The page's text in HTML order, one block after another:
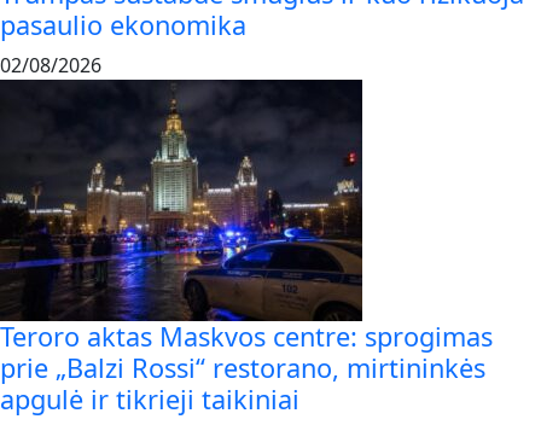
pasaulio ekonomika
02/08/2026
Teroro aktas Maskvos centre: sprogimas
prie „Balzi Rossi“ restorano, mirtininkės
apgulė ir tikrieji taikiniai